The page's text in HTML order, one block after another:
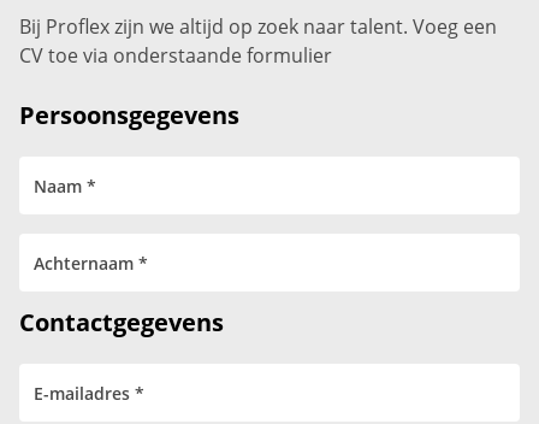
Bij Proflex zijn we altijd op zoek naar talent. Voeg een
CV toe via onderstaande formulier
Persoonsgegevens
Contactgegevens